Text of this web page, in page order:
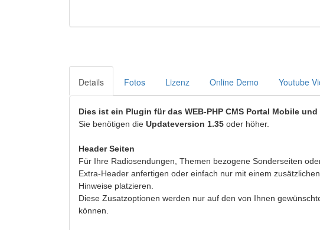
Details Fotos Lizenz Online Demo Youtube
Dies ist ein Plugin für das WEB-PHP CMS Portal Mobile
Sie benötigen die Updateversion 1.35 oder höher.
Header Seiten
Für Ihre Radiosendungen, Themen bezogene Sonderseiten
Extra-Header anfertigen oder einfach nur mit einem
Hinweise platzieren.
Diese Zusatzoptionen werden nur auf den von Ihnen
können.